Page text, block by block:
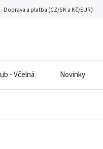
Doprava a platba (CZ/SK a Kč/EUR)
- Včelná Novinky